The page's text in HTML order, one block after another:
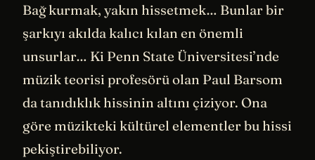
Bağ kurmak, yakın hissetmek… Bunlar bir
şarkıyı akılda kalıcı kılan en önemli
unsurlar… Ki Penn State Üniversitesi’nde
müzik teorisi profesörü olan Paul Barsom
da tanıdıklık hissinin altını çiziyor. Ona
göre müzikteki kültürel elementler bu hissi
pekiştirebiliyor.